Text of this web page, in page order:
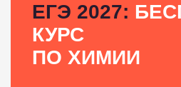
ЕГЭ 2027:
КУРС
ПО ХИМИИ